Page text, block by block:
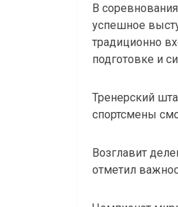
В
успешное
традиционно
подготовке и
Тренерский
спортсмены
Возглавит
отметил